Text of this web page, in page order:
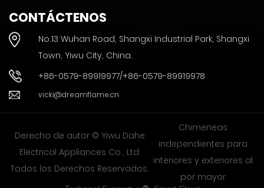
CONTÁCTENOS
No.13 Wuhan Road, Shangxi Industrial Park, Shangxi
Town, Yiwu City, China.
+86-0579-89919977/+86-0579-89919978
vicki@dreamflame.cn
Derecho de autor © Yiwu Dahe
Electrical Appliances Co., Ltd.
Todos los Derechos Reservados.
Chimeneas
independientes para
interiores y exteriores al
por mayor